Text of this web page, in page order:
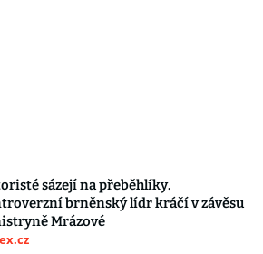
sázejí na přeběhlíky.
brněnský lídr kráčí v závěsu
Mrázové